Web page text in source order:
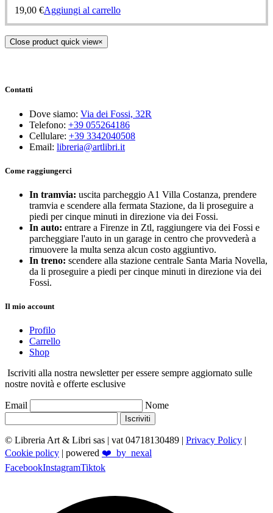
19,00 €Aggiungi al carrello
Close product quick view×
Contatti
Dove siamo: Via dei Fossi, 32R
Telefono: +39 055264186
Cellulare: +39 3342040508
Email: libreria@artlibri.it
Come raggiungerci
In tramvia: uscita parcheggio A1 Villa Costanza, prendere
tramvia e scendere alla fermata Stazione, da li proseguire a
piedi per cinque minuti in direzione via dei Fossi.
In auto: entrare a Firenze in Ztl, raggiungere via dei Fossi e
parcheggiare l'auto in un garage in centro che provvederà a
rimuovere la multa senza alcun costo aggiuntivo.
In treno: scendere alla stazione centrale Santa Maria Novella,
da li proseguire a piedi per cinque minuti in direzione via dei
Fossi.
Il mio account
Profilo
Carrello
Shop
Iscriviti alla nostra newsletter per essere sempre aggiornato sulle
nostre novità e offerte esclusive
Email Nome
Iscriviti
© Libreria Art & Libri sas | vat 04718130489 | Privacy Policy |
Cookie policy | powered ❤️_by_nexal
FacebookInstagramTiktok